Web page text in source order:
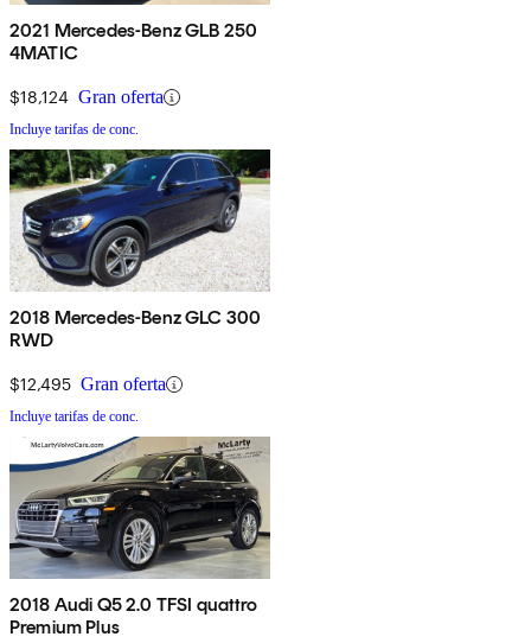
2021 Mercedes-Benz GLB 250
4MATIC
$18,124 Gran oferta
Incluye tarifas de conc.
2018 Mercedes-Benz GLC 300
RWD
$12,495 Gran oferta
Incluye tarifas de conc.
2018 Audi Q5 2.0 TFSI quattro
Premium Plus